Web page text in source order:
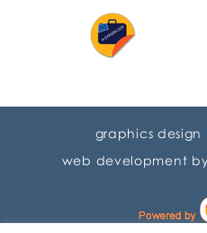
graphics design
web development by